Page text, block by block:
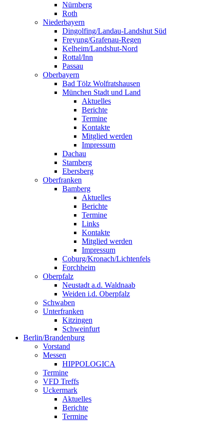
Nürnberg
Roth
Niederbayern
Dingolfing/Landau-Landshut Süd
Freyung/Grafenau-Regen
Kelheim/Landshut-Nord
Rottal/Inn
Passau
Oberbayern
Bad Tölz Wolfratshausen
München Stadt und Land
Aktuelles
Berichte
Termine
Kontakte
Mitglied werden
Impressum
Dachau
Starnberg
Ebersberg
Oberfranken
Bamberg
Aktuelles
Berichte
Termine
Links
Kontakte
Mitglied werden
Impressum
Coburg/Kronach/Lichtenfels
Forchheim
Oberpfalz
Neustadt a.d. Waldnaab
Weiden i.d. Oberpfalz
Schwaben
Unterfranken
Kitzingen
Schweinfurt
Berlin/Brandenburg
Vorstand
Messen
HIPPOLOGICA
Termine
VFD Treffs
Uckermark
Aktuelles
Berichte
Termine